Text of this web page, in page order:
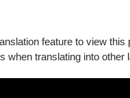
feature to view
when translating into other